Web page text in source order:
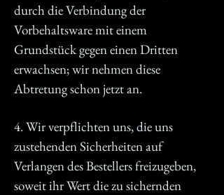
durch die Verbindung der
Vorbehaltsware mit einem
Grundstück gegen einen Dritten
erwachsen; wir nehmen diese
Abtretung schon jetzt an.
4. Wir verpflichten uns, die uns
zustehenden Sicherheiten auf
Verlangen des Bestellers freizugeben,
soweit ihr Wert die zu sichernden